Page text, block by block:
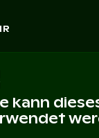
kann